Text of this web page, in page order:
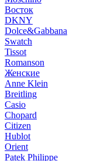
Восток
DKNY
Dolce&Gabbana
Swatch
Tissot
Romanson
Женские
Anne Klein
Breitling
Casio
Chopard
Citizen
Hublot
Orient
Patek Philippe